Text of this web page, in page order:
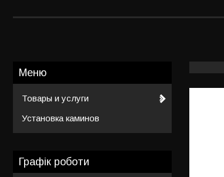
Товары и услуги
Установка каминов
Графік роботи